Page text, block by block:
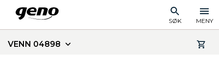
SØK MENY
VENN 04898